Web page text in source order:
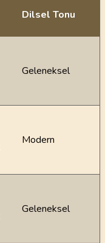
Dilsel Tonu
Geleneksel
Modern
Geleneksel